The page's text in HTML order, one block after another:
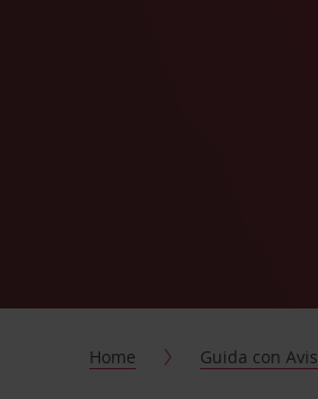
Home Guida con Avis